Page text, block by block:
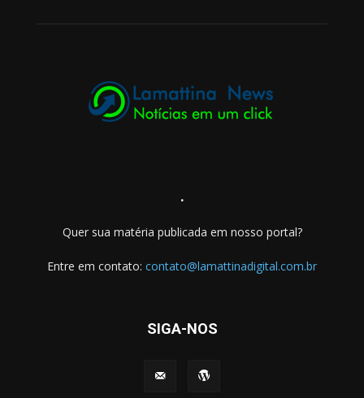
.
Quer sua matéria publicada em nosso portal?
Entre em contato: contato@lamattinadigital.com.br
SIGA-NOS